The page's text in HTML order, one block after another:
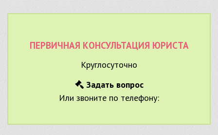
ПЕРВИЧНАЯ КОНСУЛЬТАЦИЯ ЮРИСТА
Круглосуточно
Задать вопрос
Или звоните по телефону: